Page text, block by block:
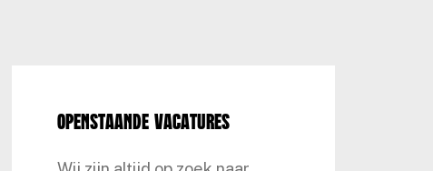
Openstaande vacatures